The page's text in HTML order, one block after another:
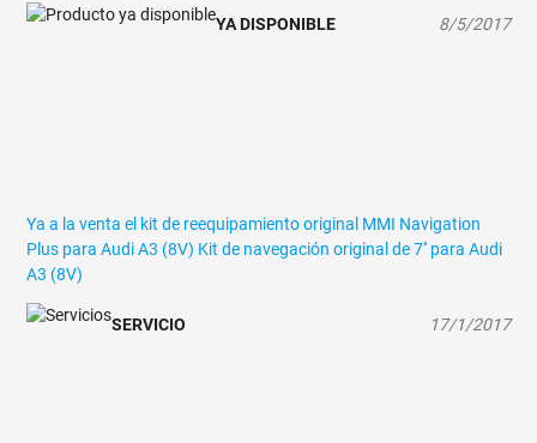
YA DISPONIBLE 8/5/2017
Ya a la venta el kit de reequipamiento original MMI Navigation
Plus para Audi A3 (8V) Kit de navegación original de 7'' para Audi
A3 (8V)
SERVICIO 17/1/2017